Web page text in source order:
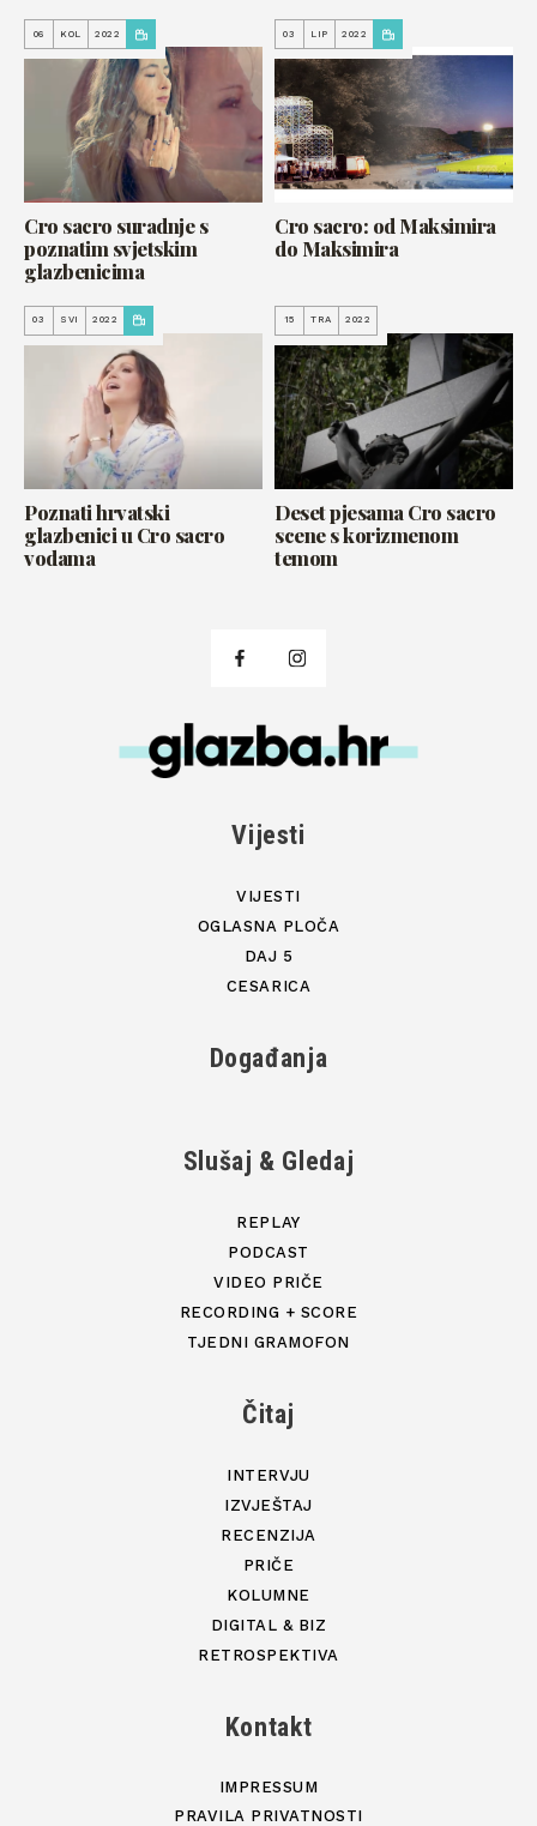
06 KOL 2022
Cro sacro suradnje s
poznatim svjetskim
glazbenicima
03 LIP 2022
Cro sacro: od Maksimira
do Maksimira
03 SVI 2022
Poznati hrvatski
glazbenici u Cro sacro
vodama
15 TRA 2022
Deset pjesama Cro sacro
scene s korizmenom
temom
Vijesti
VIJESTI
OGLASNA PLOČA
DAJ 5
CESARICA
Događanja
Slušaj & Gledaj
REPLAY
PODCAST
VIDEO PRIČE
RECORDING + SCORE
TJEDNI GRAMOFON
Čitaj
INTERVJU
IZVJEŠTAJ
RECENZIJA
PRIČE
KOLUMNE
DIGITAL & BIZ
RETROSPEKTIVA
Kontakt
IMPRESSUM
PRAVILA PRIVATNOSTI